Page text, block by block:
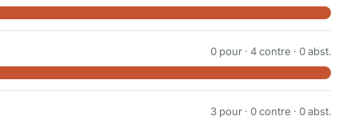
0 pour · 4contre · 0abst.
3 pour · 0contre · 0abst.